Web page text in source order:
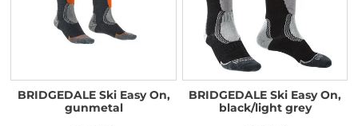
BRIDGEDALE Ski Easy On,
gunmetal
BRIDGEDALE Ski Easy On,
black/light grey